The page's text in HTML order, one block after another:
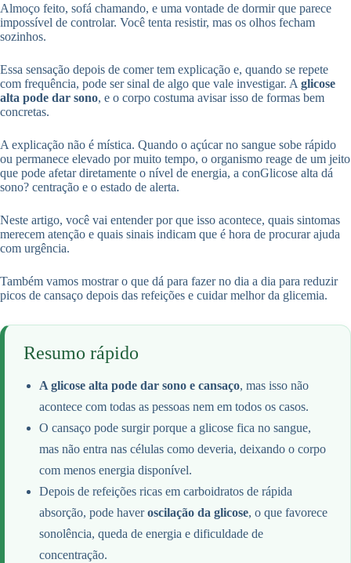
Almoço feito, sofá chamando, e uma vontade de dormir que parece
impossível de controlar. Você tenta resistir, mas os olhos fecham
sozinhos.
Essa sensação depois de comer tem explicação e, quando se repete
com frequência, pode ser sinal de algo que vale investigar. A glicose
alta pode dar sono, e o corpo costuma avisar isso de formas bem
concretas.
A explicação não é mística. Quando o açúcar no sangue sobe rápido
ou permanece elevado por muito tempo, o organismo reage de um jeito
que pode afetar diretamente o nível de energia, a conGlicose alta dá
sono? centração e o estado de alerta.
Neste artigo, você vai entender por que isso acontece, quais sintomas
merecem atenção e quais sinais indicam que é hora de procurar ajuda
com urgência.
Também vamos mostrar o que dá para fazer no dia a dia para reduzir
picos de cansaço depois das refeições e cuidar melhor da glicemia.
Resumo rápido
A glicose alta pode dar sono e cansaço, mas isso não
acontece com todas as pessoas nem em todos os casos.
O cansaço pode surgir porque a glicose fica no sangue,
mas não entra nas células como deveria, deixando o corpo
com menos energia disponível.
Depois de refeições ricas em carboidratos de rápida
absorção, pode haveroscilação da glicose, o que favorece
sonolência, queda de energia e dificuldade de
concentração.